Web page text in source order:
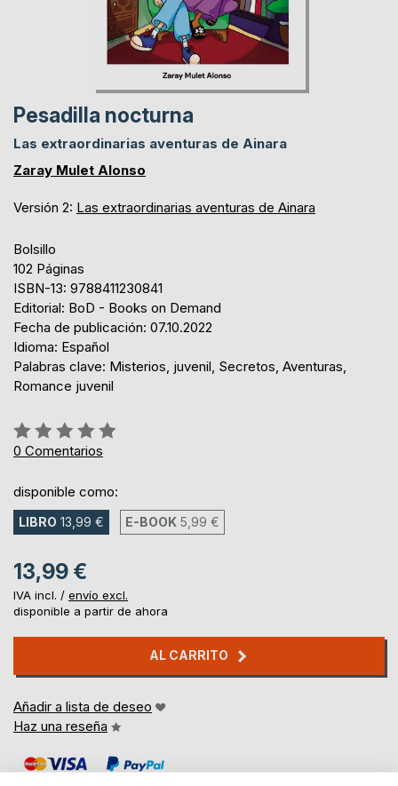
Pesadilla nocturna
Las extraordinarias aventuras de Ainara
Zaray Mulet Alonso
Versión 2: Las extraordinarias aventuras de Ainara
Bolsillo
102 Páginas
ISBN-13: 9788411230841
Editorial: BoD - Books on Demand
Fecha de publicación: 07.10.2022
Idioma: Español
Palabras clave: Misterios, juvenil, Secretos, Aventuras,
Romance juvenil
Rating:
0%
0 Comentarios
disponible como:
LIBRO 13,99 € E-BOOK 5,99 €
13,99 €
IVA incl. / envío excl.
disponible a partir de ahora
AL CARRITO
Añadir a lista de deseo
Haz una reseña